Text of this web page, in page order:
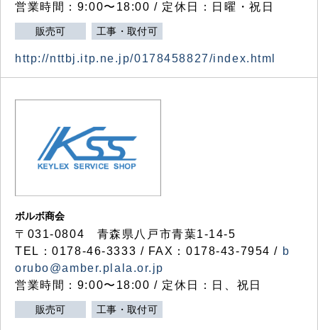
営業時間：9:00〜18:00 / 定休日：日曜・祝日
販売可 工事・取付可
http://nttbj.itp.ne.jp/0178458827/index.html
ボルボ商会
〒031-0804 青森県八戸市青葉1-14-5
TEL：0178-46-3333 / FAX：0178-43-7954 / b
orubo@amber.plala.or.jp
営業時間：9:00〜18:00 / 定休日：日、祝日
販売可 工事・取付可